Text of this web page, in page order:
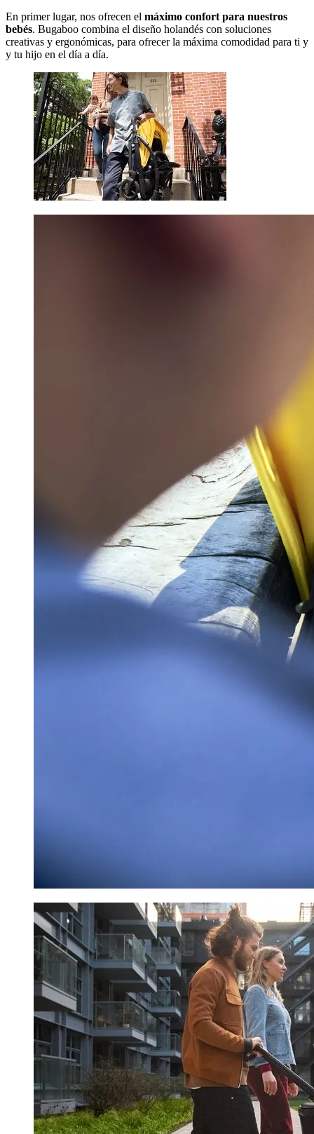
En primer lugar, nos ofrecen el máximo confort para nuestros
bebés. Bugaboo combina el diseño holandés con soluciones
creativas y ergonómicas, para ofrecer la máxima comodidad para ti y
y tu hijo en el día a día.